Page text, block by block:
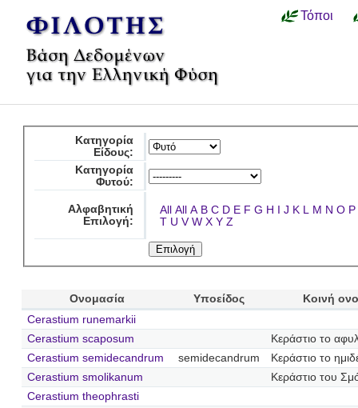
Τόποι
Κατηγορία
Είδους:
Κατηγορία
Φυτού:
Αλφαβητική
Επιλογή:
All All A B C D E F G H I J K L M N O P
T U V W X Y Z
Ονομασία Υποείδος
Κοινή
Cerastium runemarkii
Cerastium scaposum
Κεράστιο το
Cerastium semidecandrum
semidecandrum
Κεράστιο το
Cerastium smolikanum
Κεράστιο του
Cerastium theophrasti